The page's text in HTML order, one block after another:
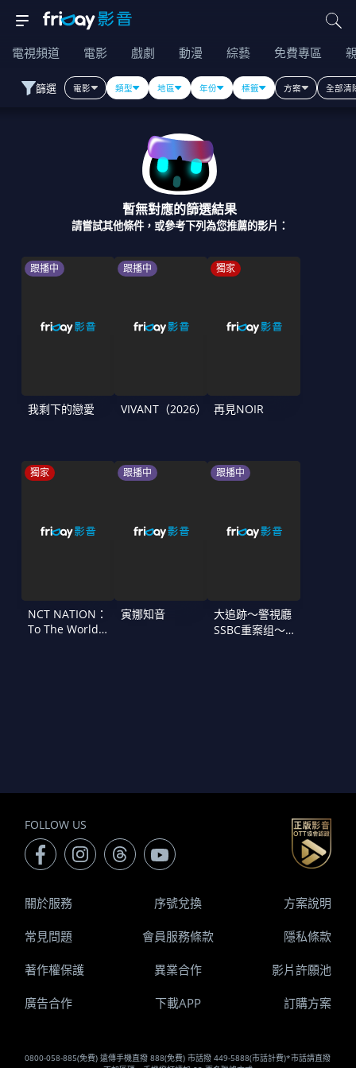
電視頻道 電影 戲劇 動漫 綜藝 免費專區
篩選 電影 類型 地區 年份 標籤 方案 全部清
暫無對應的篩選結果
請嘗試其他條件，或參考下列為您推薦的影片：
跟播中
我剩下的戀愛
跟播中
VIVANT（2026）
獨家
再見NOIR
獨家
NCT NATION：
To The World
跟播中
寅娜知音
跟播中
大追跡〜警視廳
SSBC重案组〜
FOLLOW US
0800-058-885(免費) 遠傳手機直撥 888(免費) 市話撥 449-5888(市話計費)*市話請直撥
關於服務 序號兌換 方案說明
常見問題 會員服務條款 隱私條款
著作權保護 異業合作 影片許願池
廣告合作 下載APP 訂購方案